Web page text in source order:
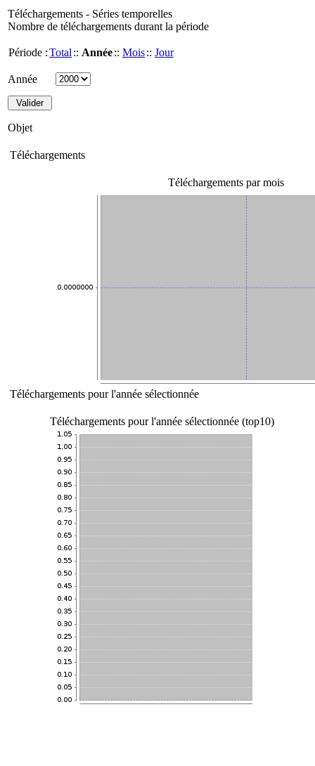
Téléchargements - Séries temporelles
Nombre de téléchargements durant la période
Période :Total :: Année:: Mois:: Jour
Année
Objet
Téléchargements
Téléchargements par mois
Téléchargements pour l'année sélectionnée
Téléchargements pour l'année sélectionnée (top10)